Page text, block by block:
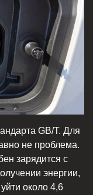
GB/T. Для
не проблема.
зарядится с
энергии,
около 4,6